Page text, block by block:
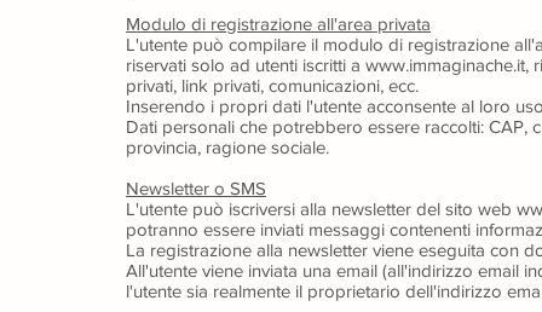
Modulo di registrazione all'area privata
L'utente può compilare il modulo di registrazione
riservati solo ad utenti iscritti a
privati, link privati, comunicazioni, ecc.
Inserendo i propri dati l'utente acconsente al loro
Dati personali che potrebbero essere raccolti: CAP,
provincia, ragione sociale.
Newsletter o SMS
L'utente può iscriversi alla newsletter del sito web
potranno essere inviati messaggi contenenti
La registrazione alla newsletter viene eseguita con
All'utente viene inviata una email (all'indirizzo email
l'utente sia realmente il proprietario dell'indirizzo